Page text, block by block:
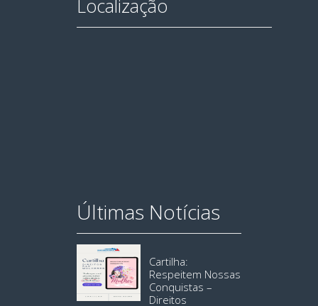
Localização
Últimas Notícias
Cartilha:
Respeitem Nossas
Conquistas –
Direitos